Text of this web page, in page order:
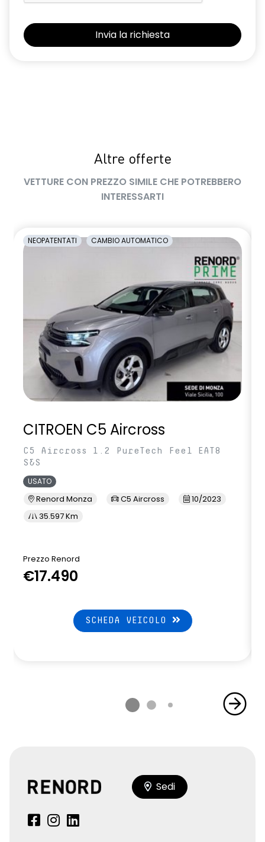
Panchetta ribaltabile frazionabile 1/3-2/3
Retrovisore interno con antiabbagliamento manuale
Sistema di accesso e avviamento senza chiave
Sistema di rilevamento stato di vigilanza del conducente
Altre offerte
VETTURE CON PREZZO SIMILE CHE POTREBBERO
INTERESSARTI
NEOPATENTATI CAMBIO AUTOMATICO
CITROEN C5 Aircross
C5 Aircross 1.2 PureTech Feel EAT8
S&S
USATO
Renord Monza C5 Aircross
10/2023
35.597 Km
Prezzo Renord
€17.490
SCHEDA VEICOLO
Sedi